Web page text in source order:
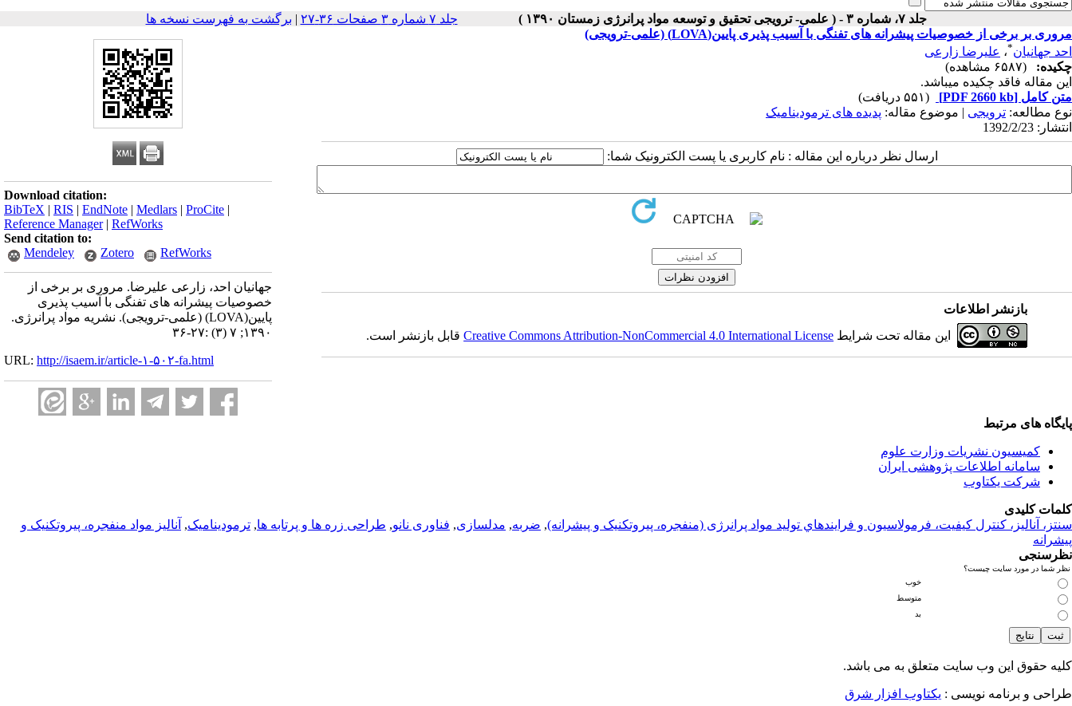
جلد ۷، شماره ۳ - ( علمی- ترویجی تحقیق و توسعه مواد پرانرژی زمستان ۱۳۹۰ ) جلد ۷ شماره ۳ صفحات ۳۶-۲۷ | برگشت به فهرست نسخه ها
Download citation:
BibTeX | RIS | EndNote | Medlars | ProCite |
Reference Manager| RefWorks
Send citation to:
Mendeley
Zotero RefWorks
جهانیان احد، زارعی علیرضا. مروری بر برخی از
خصوصیات پیشرانه های تفنگی با آسیب پذیری
پایین(LOVA) (علمی-ترویجی). نشریه مواد پرانرژی.
۱۳۹۰; ۷ (۳) :۲۷-۳۶
URL: http://isaem.ir/article-۱-۵۰۲-fa.html
مروری بر برخی از خصوصیات پیشرانه های تفنگی با آسیب پذیری پایین(LOVA) (علمی-ترویجی)
احد جهانیان*، علیرضا زارعی
چکیده:
(۶۵۸۷ مشاهده)
این مقاله فاقد چکیده می​باشد.
متن کامل [PDF 2660 kb]
(۵۵۱ دریافت)
نوع مطالعه: ترویجی | موضوع مقاله: پدیده های ترمودينامیک
انتشار: 1392/2/23
ارسال نظر درباره این مقاله : نام کاربری یا پست الکترونیک شما:
بازنشر اطلاعات
این مقاله تحت شرایط Creative Commons Attribution-NonCommercial 4.0 International Licenseقابل بازنشر است.
پایگاه های مرتبط
کمیسیون نشریات وزارت علوم
سامانه اطلاعات پژوهشی ایران
شرکت یکتاوب
کلمات کلیدی
سنتز، آناليز، کنترل کيفيت، فرمولاسيون و فرايندهاي توليد مواد پرانرژی (منفجره، پيروتکنيک و پيشرانه), ضربه, مدلسازی, فناوری نانو, طراحی زره ها و پرتابه ها, ترمودینامیک, آناليز مواد منفجره، پیروتکنیک و
پیشرانه
نظرسنجی
نظر شما در مورد سایت چیست؟
خوب
متوسط
بد
کلیه حقوق این وب سایت متعلق به می باشد.
طراحی و برنامه نویسی : یکتاوب افزار شرق